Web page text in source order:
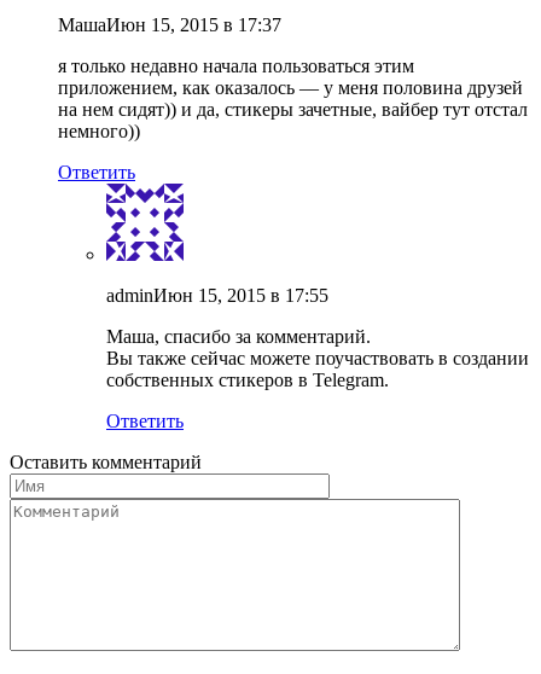
МашаИюн 15, 2015 в 17:37
я только недавно начала пользоваться этим
приложением, как оказалось — у меня половина друзей
на нем сидят)) и да, стикеры зачетные, вайбер тут отстал
немного))
Ответить
adminИюн 15, 2015 в 17:55
Маша, спасибо за комментарий.
Вы также сейчас можете поучаствовать в создании
собственных стикеров в Telegram.
Ответить
Оставить комментарий